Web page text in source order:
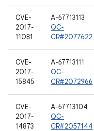
CVE-
2017-
11081
A-67713113
QC-
CR#2077622
CVE-
2017-
15845
A-67713111
QC-
CR#2072966
CVE-
2017-
14873
A-67713104
QC-
CR#2057144